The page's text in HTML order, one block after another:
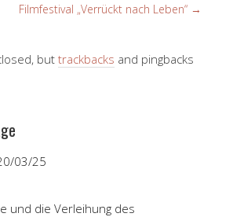
Filmfestival „Verrückt nach Leben“ →
but trackbacks and pingbacks
03/25
und die Verleihung des